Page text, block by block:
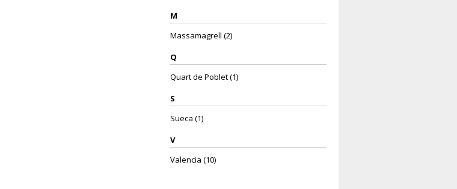
M
Massamagrell (2)
Q
Quart de Poblet (1)
S
Sueca (1)
V
Valencia (10)